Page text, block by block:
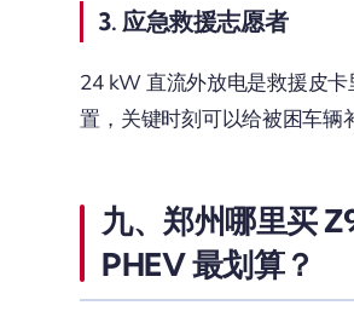
3. 应急救援志愿者
24 kW 直流外放电是救援皮
置，关键时刻可以给被困车辆
九、郑州哪里买
PHEV 最划算？